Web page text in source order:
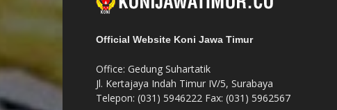
Official Website Koni Jawa Timur
Office: Gedung Suhartatik
Jl. Kertajaya Indah Timur IV/5, Surabaya
Telepon: (031) 5946222 Fax: (031) 5962567